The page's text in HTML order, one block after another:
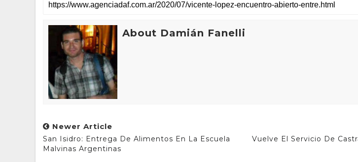
About Damián Fanelli
Newer Article
San Isidro: Entrega De Alimentos En La Escuela
Malvinas Argentinas
Vuelve El Servicio De